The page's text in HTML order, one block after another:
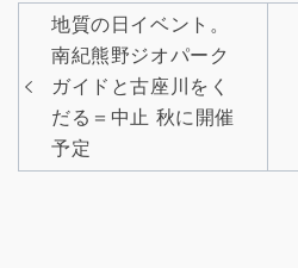
投
稿
ナ
ビ
ゲ
地質の日イベント。
南紀熊野ジオパーク
ガイドと古座川をく
だる＝中止 秋に開催
予定